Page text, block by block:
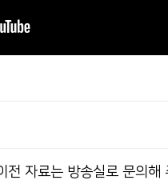
전 자료는 방송실로 문의해